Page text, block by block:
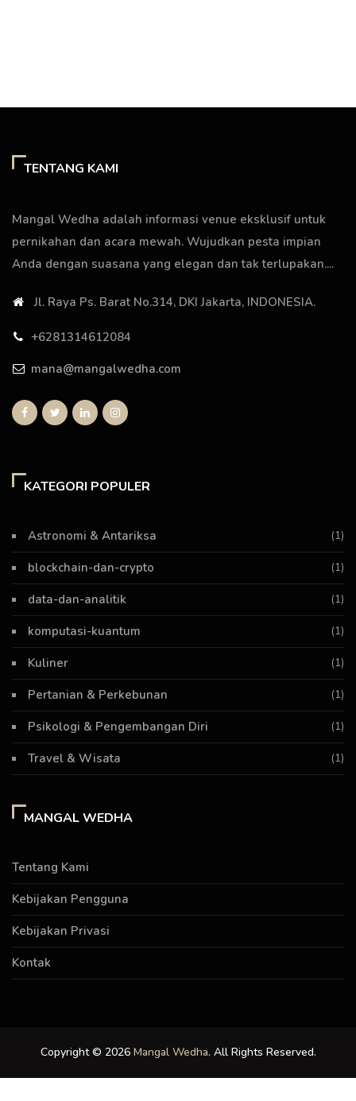
TENTANG KAMI
Mangal Wedha adalah informasi venue eksklusif untuk
pernikahan dan acara mewah. Wujudkan pesta impian
Anda dengan suasana yang elegan dan tak terlupakan....
Jl. Raya Ps. Barat No.314, DKI Jakarta, INDONESIA.
+6281314612084
mana@mangalwedha.com
KATEGORI POPULER
Astronomi & Antariksa (1)
blockchain-dan-crypto (1)
data-dan-analitik (1)
komputasi-kuantum (1)
Kuliner (1)
Pertanian & Perkebunan (1)
Psikologi & Pengembangan Diri (1)
Travel & Wisata (1)
MANGAL WEDHA
Tentang Kami
Kebijakan Pengguna
Kebijakan Privasi
Kontak
Copyright © 2026 Mangal Wedha. All Rights Reserved.